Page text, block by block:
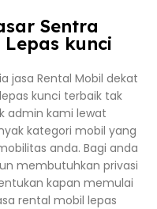
Sentra
kunci
jasa Rental Mobil dekat
kunci terbaik tak
admin kami lewat
kategori mobil yang
anda. Bagi anda
membutuhkan privasi
kapan memulai
rental mobil lepas